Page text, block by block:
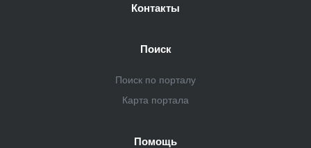
Контакты
Поиск
Поиск по порталу
Карта портала
Помощь